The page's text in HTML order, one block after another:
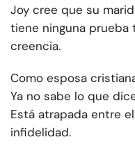
Joy cree que su
tiene ninguna prueba
creencia.
Como esposa
Ya no sabe lo que
Está atrapada entre
infidelidad.